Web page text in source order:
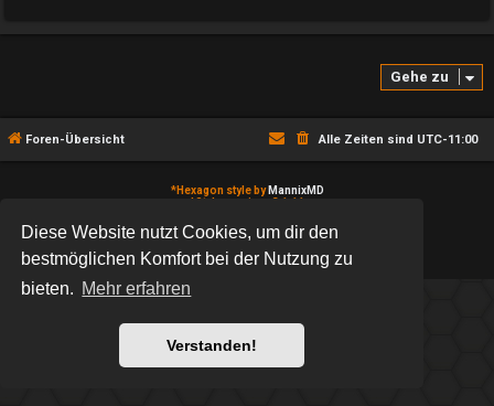
Diese Website nutzt Cookies, um dir den
bestmöglichen Komfort bei der Nutzung zu
bieten. Mehr erfahren
Verstanden!
Gehe zu
Foren-Übersicht Alle Zeiten sind UTC-11:00
*Hexagon style by MannixMD
* Style version: 2.1.11
Deutsche Übersetzung durchphpBB.de
Datenschutz|Nutzungsbedingungen